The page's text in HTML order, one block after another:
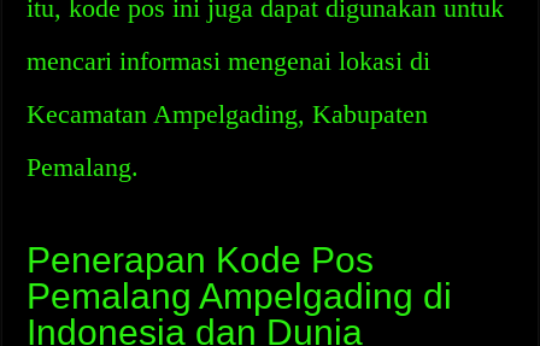
itu, kode pos ini juga dapat digunakan untuk
mencari informasi mengenai lokasi di
Kecamatan Ampelgading, Kabupaten
Pemalang.
Penerapan Kode Pos
Pemalang Ampelgading di
Indonesia dan Dunia